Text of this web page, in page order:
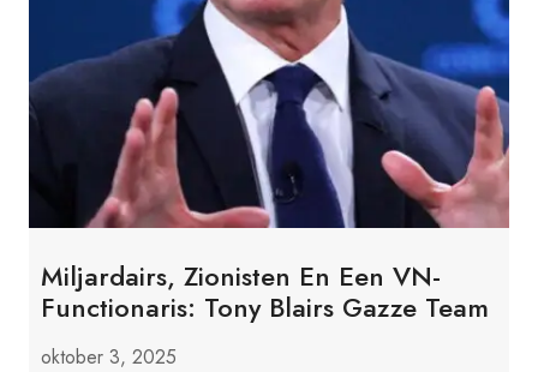
Miljardairs, Zionisten En Een VN-
Functionaris: Tony Blairs Gazze Team
oktober 3, 2025